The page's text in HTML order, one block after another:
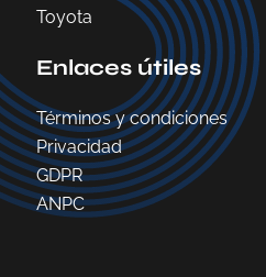
Toyota
Enlaces útiles
Términos y condiciones
Privacidad
GDPR
ANPC